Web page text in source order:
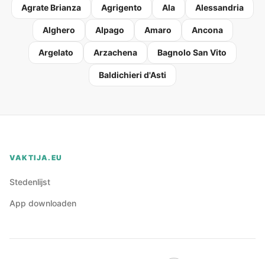
Agrate Brianza Agrigento Ala Alessandria
Alghero Alpago Amaro Ancona
Argelato Arzachena Bagnolo San Vito
Baldichieri d'Asti
VAKTIJA.EU
Stedenlijst
App downloaden